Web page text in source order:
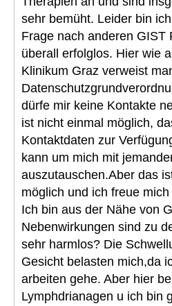
sehr bemüht. Leider bin
Frage nach anderen GIST
überall erfolglos. Hier wie
Klinikum Graz verweist
dürfe mir keine Kontakte
ist nicht einmal möglich,
Kontaktdaten zur
kann um mich mit
auszutauschen.Aber das
möglich und ich freue mich
Ich bin aus der Nähe von
Nebenwirkungen sind zu
sehr harmlos? Die
Gesicht belasten mich,da
arbeiten gehe. Aber hier
Lymphdrianagen u ich bin